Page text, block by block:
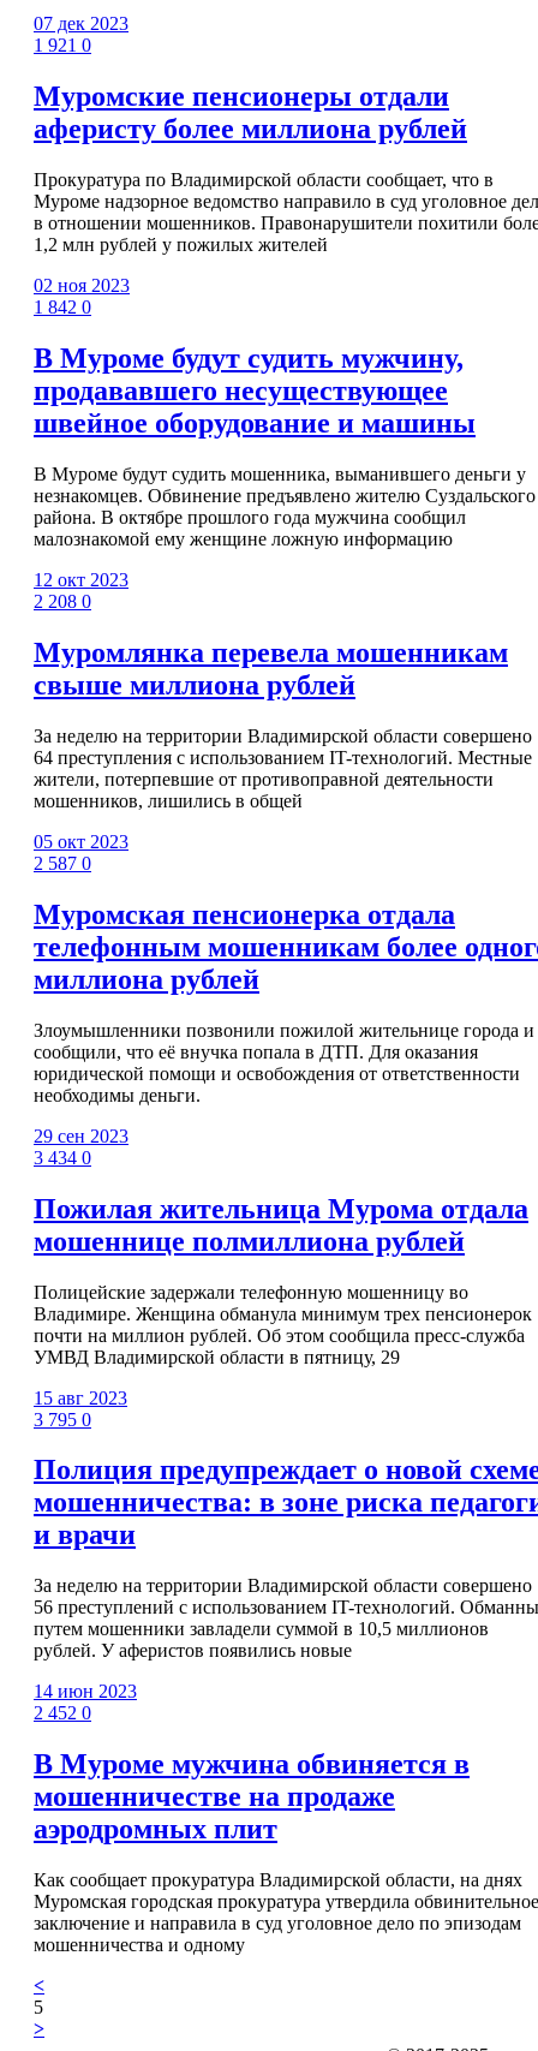
07 дек 2023
1 921 0
Муромские пенсионеры отдали
аферисту более миллиона рублей
Прокуратура по Владимирской области сообщает, что в
Муроме надзорное ведомство направило в суд уголовное
в отношении мошенников. Правонарушители похитили
1,2 млн рублей у пожилых жителей
02 ноя 2023
1 842 0
В Муроме будут судить мужчину,
продававшего несуществующее
швейное оборудование и машины
В Муроме будут судить мошенника, выманившего деньги у
незнакомцев. Обвинение предъявлено жителю Суздальского
района. В октябре прошлого года мужчина сообщил
малознакомой ему женщине ложную информацию
12 окт 2023
2 208 0
Муромлянка перевела мошенникам
свыше миллиона рублей
За неделю на территории Владимирской области совершено
64 преступления с использованием IT-технологий. Местные
жители, потерпевшие от противоправной деятельности
мошенников, лишились в общей
05 окт 2023
2 587 0
Муромская пенсионерка отдала
телефонным мошенникам более
миллиона рублей
Злоумышленники позвонили пожилой жительнице города и
сообщили, что её внучка попала в ДТП. Для оказания
юридической помощи и освобождения от ответственности
необходимы деньги.
29 сен 2023
3 434 0
Пожилая жительница Мурома отдала
мошеннице полмиллиона рублей
Полицейские задержали телефонную мошенницу во
Владимире. Женщина обманула минимум трех пенсионерок
почти на миллион рублей. Об этом сообщила пресс-служба
УМВД Владимирской области в пятницу, 29
15 авг 2023
3 795 0
Полиция предупреждает о новой
мошенничества: в зоне риска
и врачи
За неделю на территории Владимирской области совершено
56 преступлений с использованием IT-технологий.
путем мошенники завладели суммой в 10,5 миллионов
рублей. У аферистов появились новые
14 июн 2023
2 452 0
В Муроме мужчина обвиняется в
мошенничестве на продаже
аэродромных плит
Как сообщает прокуратура Владимирской области, на днях
Муромская городская прокуратура утвердила обвинительное
заключение и направила в суд уголовное дело по эпизодам
мошенничества и одному
<
5
>